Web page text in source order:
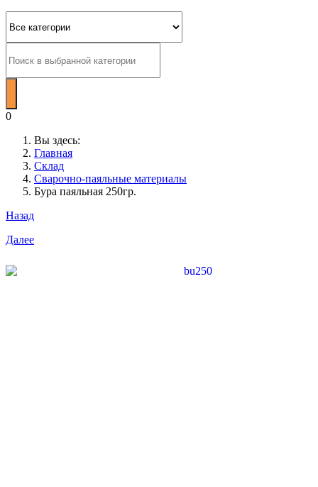
0
Вы здесь:
Главная
Склад
Сварочно-паяльные материалы
Бура паяльная 250гр.
Назад
Далее